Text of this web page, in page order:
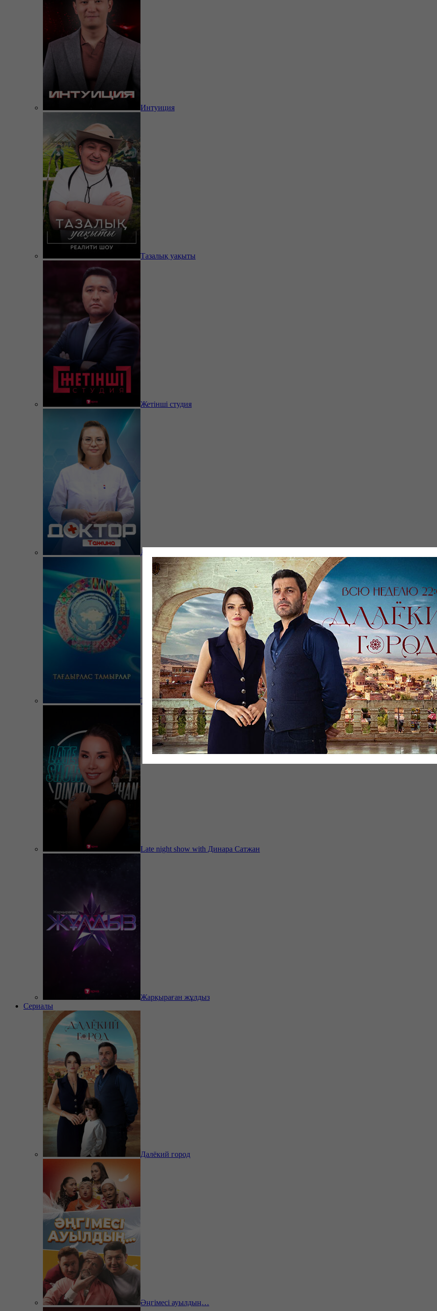
Интуиция
Тазалық уақыты
Жетінші студия
Доктор Тажина
Тағдырлас тамырлар
Late night show with Динара Сатжан
Жарқыраған жұлдыз
Сериалы
Далёкий город
Әңгімесі ауылдың…